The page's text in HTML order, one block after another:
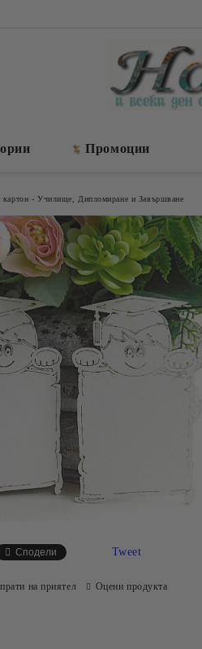
Промоции
картон - Училище, Дипломиране и Завършване
Сподели Tweet
на приятел Оцени продукта